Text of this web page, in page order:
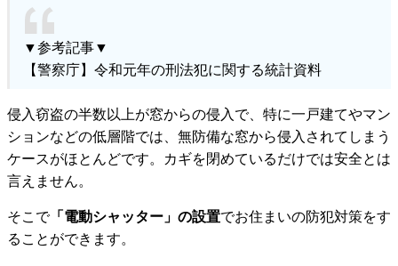
▼参考記事▼
【警察庁】令和元年の刑法犯に関する統計資料
侵入窃盗の半数以上が窓からの侵入で、特に一戸建てやマン
ションなどの低層階では、無防備な窓から侵入されてしまう
ケースがほとんどです。カギを閉めているだけでは安全とは
言えません。
そこで「電動シャッター」の設置でお住まいの防犯対策をす
ることができます。